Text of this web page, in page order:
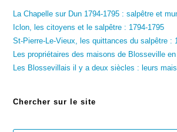
La Chapelle sur Dun 1794-1795 : salpêtre et
Iclon, les citoyens et le salpêtre : 1794-1795
St-Pierre-Le-Vieux, les quittances du salpêtre :
Les propriétaires des maisons de Blosseville
Les Blossevillais il y a deux siècles : leurs
Chercher sur le site